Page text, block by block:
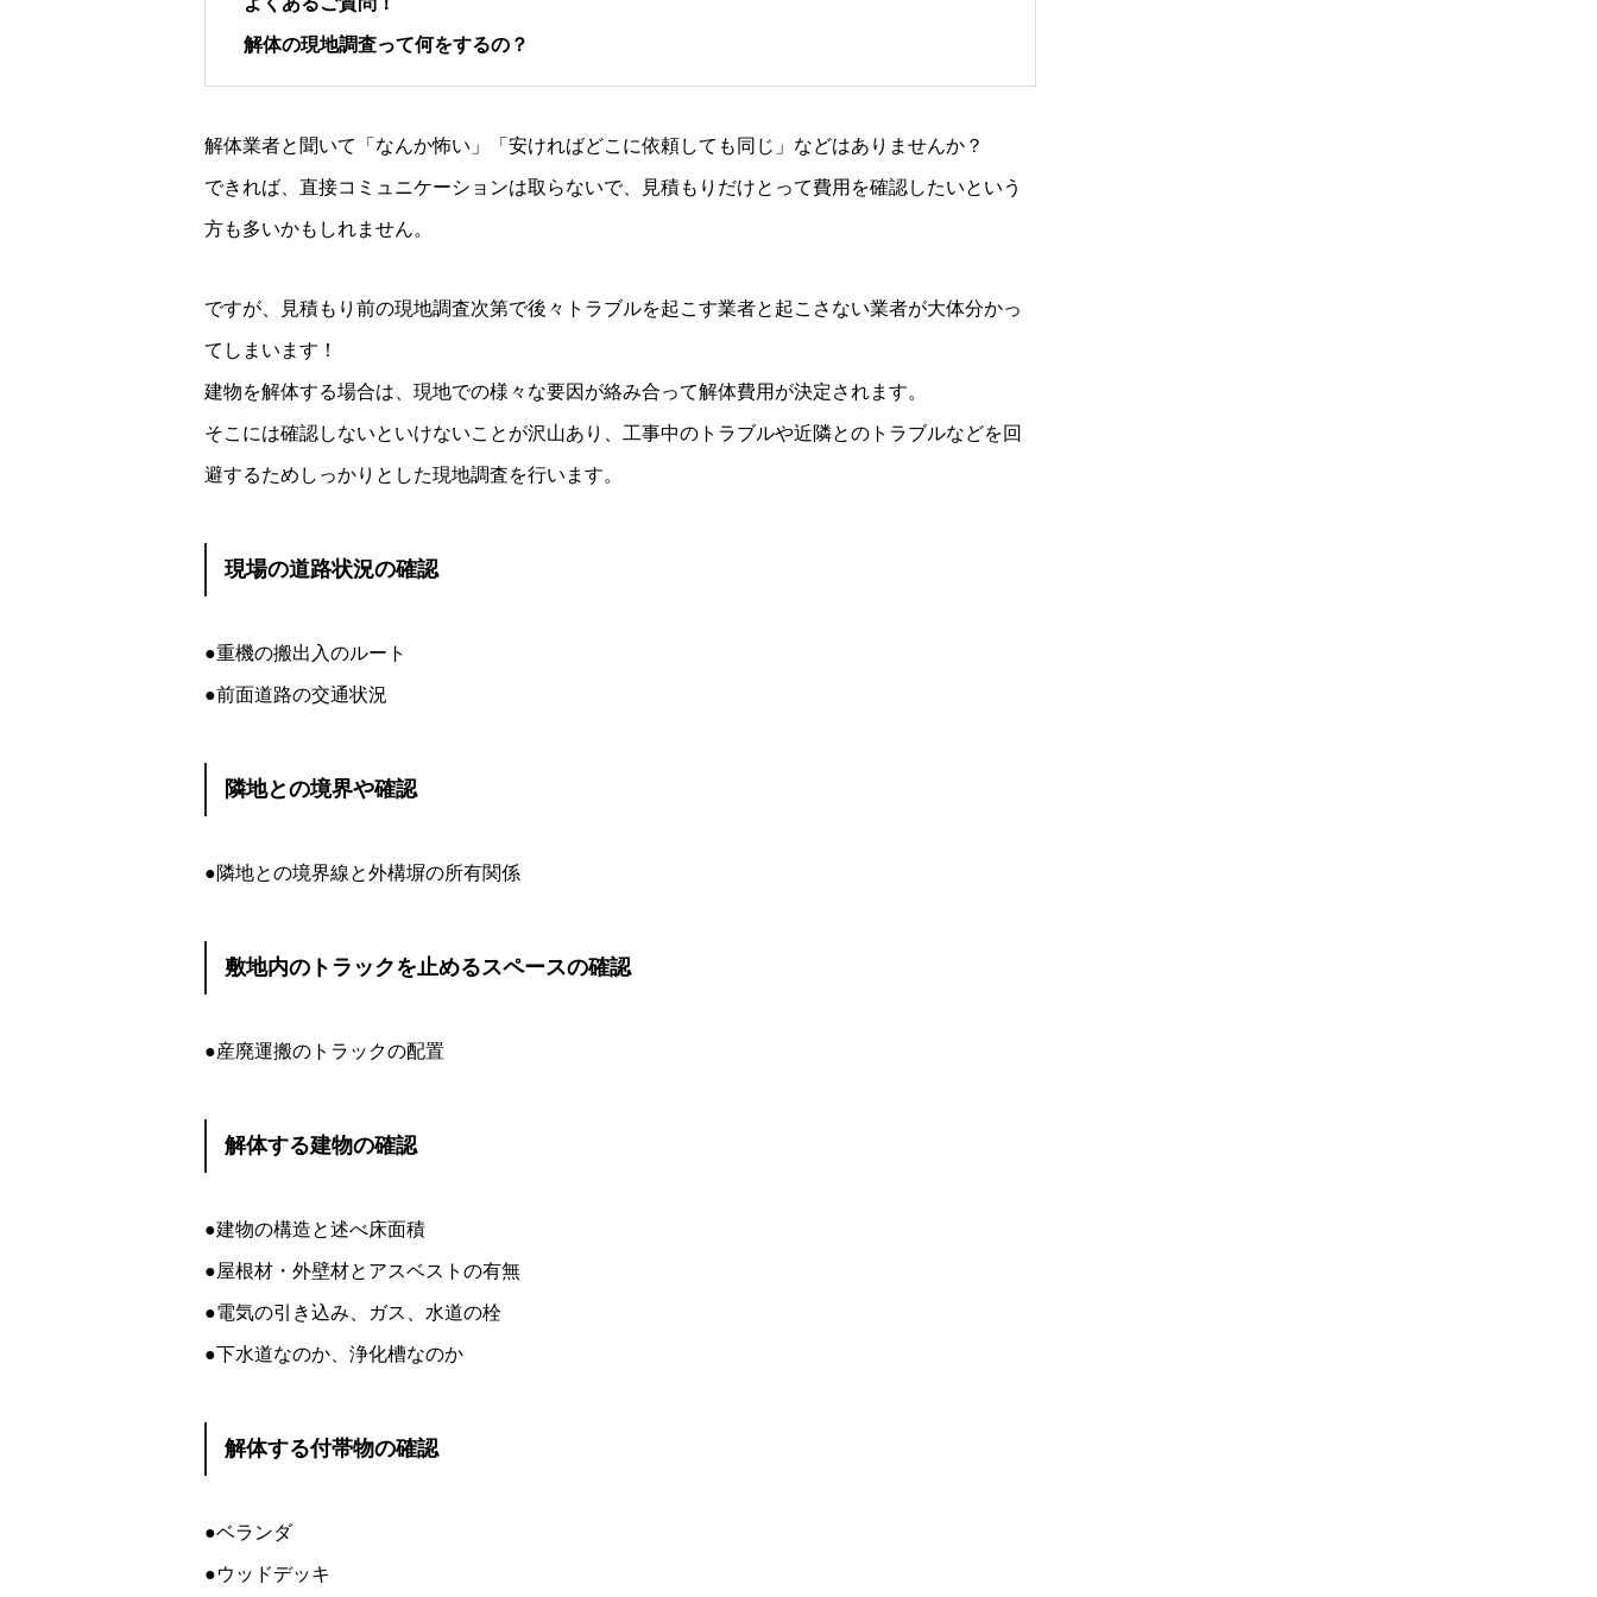
解体の現地調査って何をするの？
解体業者と聞いて「なんか怖い」「安ければどこに依頼しても同じ」などはありませんか？
できれば、直接コミュニケーションは取らないで、見積もりだけとって費用を確認したいという
方も多いかもしれません。
ですが、見積もり前の現地調査次第で後々トラブルを起こす業者と起こさない業者が大体分かっ
てしまいます！
建物を解体する場合は、現地での様々な要因が絡み合って解体費用が決定されます。
そこには確認しないといけないことが沢山あり、工事中のトラブルや近隣とのトラブルなどを回
避するためしっかりとした現地調査を行います。
現場の道路状況の確認
●重機の搬出入のルート
●前面道路の交通状況
隣地との境界や確認
●隣地との境界線と外構塀の所有関係
敷地内のトラックを止めるスペースの確認
●産廃運搬のトラックの配置
解体する建物の確認
●建物の構造と述べ床面積
●屋根材・外壁材とアスベストの有無
●電気の引き込み、ガス、水道の栓
●下水道なのか、浄化槽なのか
解体する付帯物の確認
●ベランダ
●ウッドデッキ